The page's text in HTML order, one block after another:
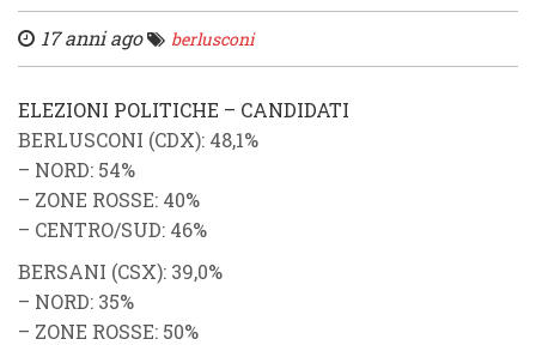
17 anni ago berlusconi
ELEZIONI POLITICHE – CANDIDATI
BERLUSCONI (CDX): 48,1%
– NORD: 54%
– ZONE ROSSE: 40%
– CENTRO/SUD: 46%
BERSANI (CSX): 39,0%
– NORD: 35%
– ZONE ROSSE: 50%